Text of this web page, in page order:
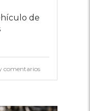
de
comentarios